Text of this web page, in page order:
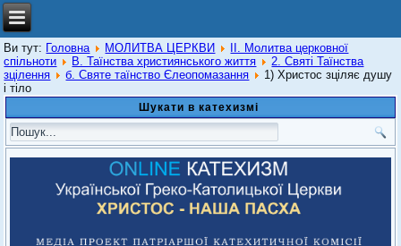
Ви тут: Головна МОЛИТВА ЦЕРКВИ
ІІ. Молитва церковної
спільноти
В. Таїнства християнського життя
2. Святі Таїнства
зцілення
б. Святе таїнство Єлеопомазання
1) Христос зціляє душу
і тіло
Шукати в катехизмі